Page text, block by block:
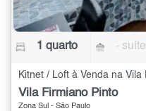
1 quarto - suíte
Vila Firmiano Pinto
Zona Sul - São Paulo